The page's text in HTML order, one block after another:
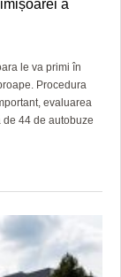
a
le va primi în
Procedura
evaluarea
44 de autobuze